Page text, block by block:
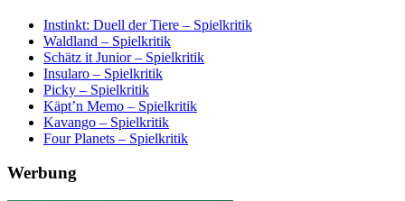
Instinkt: Duell der Tiere – Spielkritik
Waldland – Spielkritik
Schätz it Junior – Spielkritik
Insularo – Spielkritik
Picky – Spielkritik
Käpt’n Memo – Spielkritik
Kavango – Spielkritik
Four Planets – Spielkritik
Werbung